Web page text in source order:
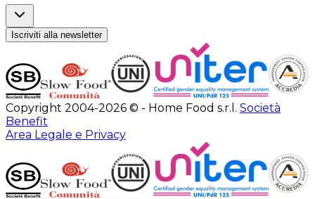
Iscriviti alla newsletter
Copyright 2004-2026 © - Home Food s.r.l. Società
Benefit
Area Legale e Privacy